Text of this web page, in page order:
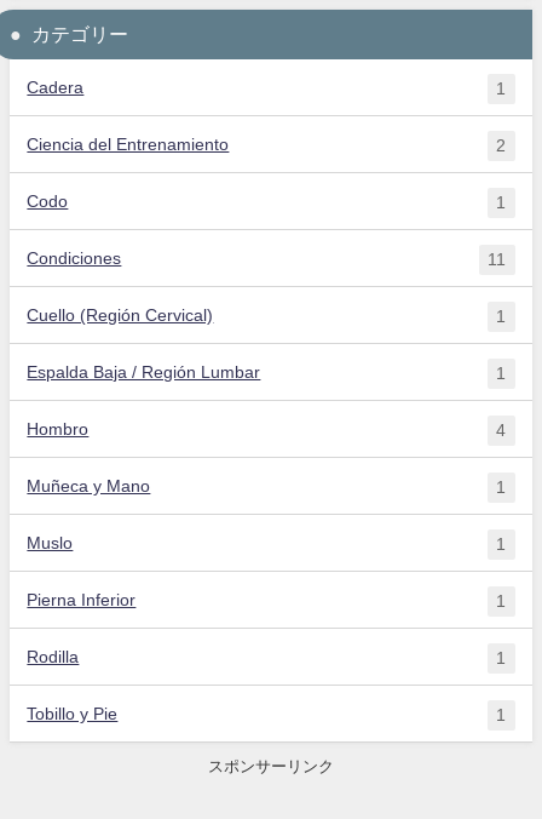
カテゴリー
Cadera 1
Ciencia del Entrenamiento 2
Codo 1
Condiciones 11
Cuello (Región Cervical) 1
Espalda Baja / Región Lumbar 1
Hombro 4
Muñeca y Mano 1
Muslo 1
Pierna Inferior 1
Rodilla 1
Tobillo y Pie 1
スポンサーリンク